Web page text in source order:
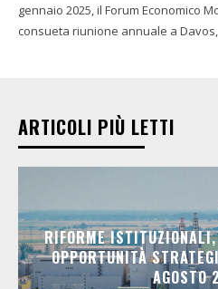
gennaio 2025, il Forum Economico
consueta riunione annuale a
ARTICOLI PIÙ LETTI
RIFORME
OPPORTUNITÀ
AGOSTO